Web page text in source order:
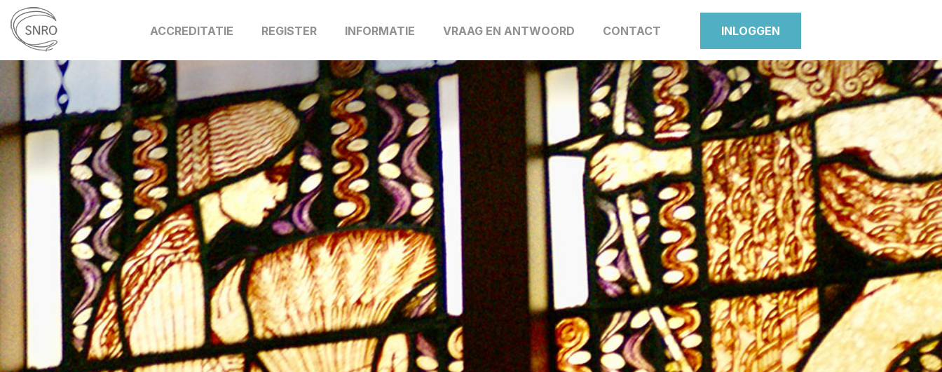
ACCREDITATIE REGISTER INFORMATIE VRAAG EN ANTWOORD CONTACT INLOGGEN